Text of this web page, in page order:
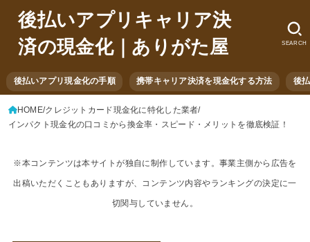
後払いアプリキャリア決
済の現金化｜ありがた屋
後払いアプリ現金化の手順 携帯キャリア決済を現金化する方法 後
SEARCH
HOME クレジットカード現金化に特化した業者
インパクト現金化の口コミから換金率・スピード・メリットを徹底検証！
※本コンテンツは本サイトが独自に制作しています。事業主側から広告を
出稿いただくこともありますが、コンテンツ内容やランキングの決定に一
切関与していません。